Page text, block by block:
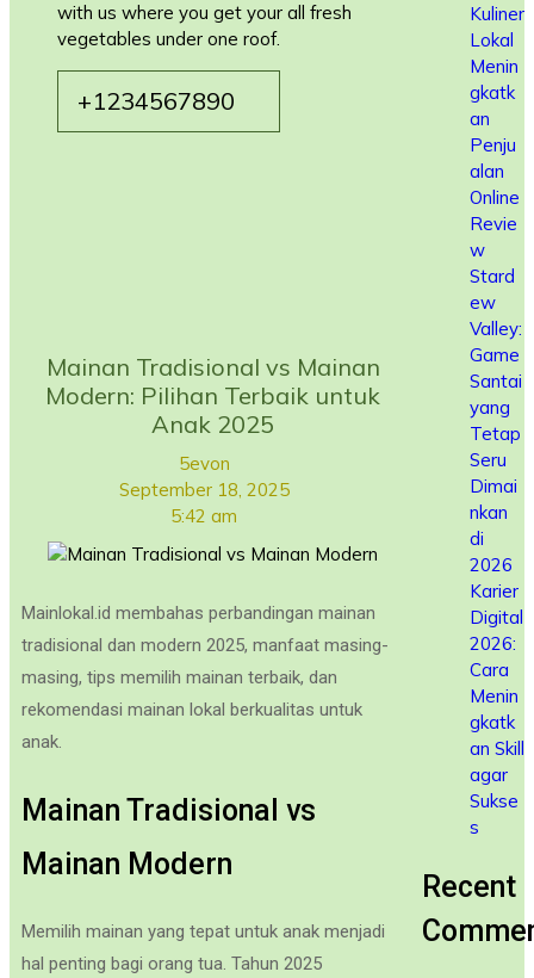
with us where you get your all fresh
vegetables under one roof.
+1234567890
Mainan Tradisional vs Mainan
Modern: Pilihan Terbaik untuk
Anak 2025
5evon
September 18, 2025
5:42 am
Mainlokal.id membahas perbandingan mainan
tradisional dan modern 2025, manfaat masing-
masing, tips memilih mainan terbaik, dan
rekomendasi mainan lokal berkualitas untuk
anak.
Mainan Tradisional vs
Mainan Modern
Memilih mainan yang tepat untuk anak menjadi
hal penting bagi orang tua. Tahun 2025
Kuliner
Lokal
Menin
gkatk
an
Penju
alan
Online
Revie
w
Stard
ew
Valley:
Game
Santai
yang
Tetap
Seru
Dimai
nkan
di
2026
Karier
Digital
2026:
Cara
Menin
gkatk
an Skill
agar
Sukse
s
Recent